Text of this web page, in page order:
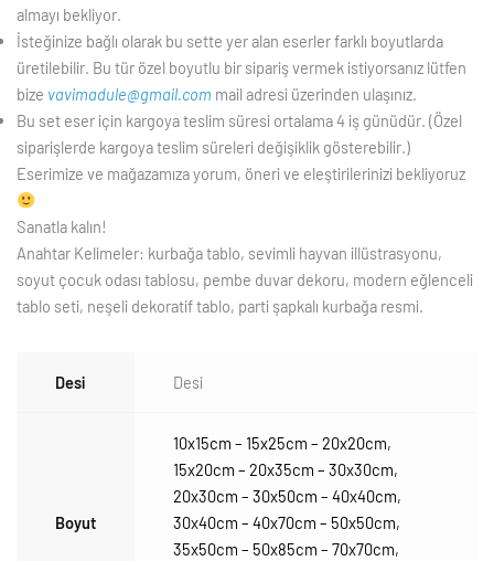
almayı bekliyor.
İsteğinize bağlı olarak bu sette yer alan eserler farklı boyutlarda
üretilebilir. Bu tür özel boyutlu bir sipariş vermek istiyorsanız lütfen
bize vavimadule@gmail.com mail adresi üzerinden ulaşınız.
Bu set eser için kargoya teslim süresi ortalama 4 iş günüdür. (Özel
siparişlerde kargoya teslim süreleri değişiklik gösterebilir.)
Eserimize ve mağazamıza yorum, öneri ve eleştirilerinizi bekliyoruz
Sanatla kalın!
Anahtar Kelimeler: kurbağa tablo, sevimli hayvan illüstrasyonu,
soyut çocuk odası tablosu, pembe duvar dekoru, modern eğlenceli
tablo seti, neşeli dekoratif tablo, parti şapkalı kurbağa resmi.
Desi Desi
Boyut
10x15cm – 15x25cm – 20x20cm,
15x20cm – 20x35cm – 30x30cm,
20x30cm – 30x50cm – 40x40cm,
30x40cm – 40x70cm – 50x50cm,
35x50cm – 50x85cm – 70x70cm,